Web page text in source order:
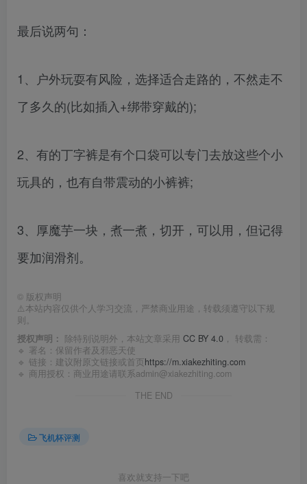
最后说两句：
1、户外玩耍有风险，选择适合走路的，不然走不
了多久的(比如插入+绑带穿戴的);
2、有的丁字裤是有个口袋可以专门去放这些个小
玩具的，也有自带震动的小裤裤;
3、厚魔芋一块，煮一煮，切开，可以用，但记得
要加润滑剂。
© 版权声明
⚠️本站内容仅供个人学习交流，严禁商业用途，转载须遵守以下规
则。
授权声明： 除特别说明外，本站文章采用 CC BY 4.0 ， 转载需：
🔹 署名：保留作者及 邪恶天使
🔹 链接：建议附原文链接或首页https://m.xiakezhiting.com
🔹 商用授权：商业用途请联系admin@xiakezhiting.com
THE END
飞机杯评测
喜欢就支持一下吧